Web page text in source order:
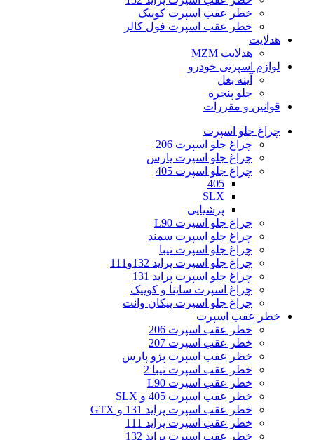
خطر عقب اسپرت کوییک
خطر عقب اسپرت فول کالر
هدلایت
هدلایت MZM
لوازم اسپرتی خودرو
آینه بغل
جلو پنجره
قوانین و مقررات
چراغ جلو اسپرت
چراغ جلو اسپرت 206
چراغ جلو اسپرت پارس
چراغ جلو اسپرت 405
405
SLX
پرشیایی
چراغ جلو اسپرت L90
چراغ جلو اسپرت سمند
چراغ جلو اسپرت تیبا
چراغ جلو اسپرت پراید 132و111
چراغ جلو اسپرت پراید 131
چراغ اسپرت ساینا و کوییک
چراغ جلو اسپرت پیکان وانت
خطر عقب اسپرت
خطر عقب اسپرت 206
خطر عقب اسپرت 207
خطر عقب اسپرت پژو پارس
خطر عقب اسپرت تیبا 2
خطر عقب اسپرت L90
خطر عقب اسپرت 405 و SLX
خطر عقب اسپرت پراید 131 و GTX
خطر عقب اسپرت پراید 111
خطر عقب اسپرت پراید 132